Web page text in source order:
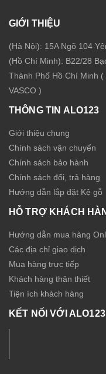
GIỚI THIỆU
(Hà Nội): 15A Ngõ 104
(Hồ Chí Minh): B22/28
Thành Phố Hồ Chí Minh
VASCO )
THÔNG TIN ALO123
Giới thiệu chung
Chính sách vận chuyển
Chính sách bảo hành
Chính sách đổi, trả hàng
Hướng dẫn lắp đặt Kệ gỗ
HỖ TRỢ KHÁCH
Hướng dẫn mua hàng
Các địa chỉ giao dịch
Mua hàng trực tiếp
Khách hàng thân thiết
Tiện ích khách hàng
KẾT NỐI VỚI ALO123